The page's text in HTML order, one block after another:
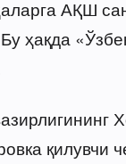
АҚШ
ҳақда
қилувчи